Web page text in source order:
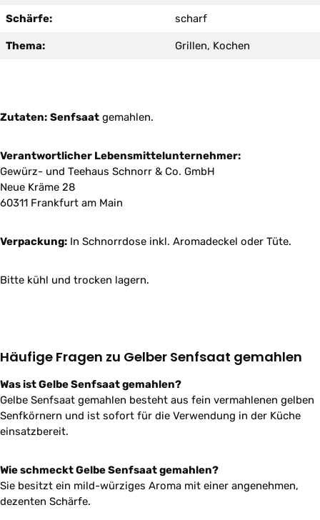
Schärfe: scharf
Thema: Grillen, Kochen
Zutaten: Senfsaat gemahlen.
Verantwortlicher Lebensmittelunternehmer:
Gewürz- und Teehaus Schnorr & Co. GmbH
Neue Kräme 28
60311 Frankfurt am Main
Verpackung: In Schnorrdose inkl. Aromadeckel oder Tüte.
Bitte kühl und trocken lagern.
Häufige Fragen zu Gelber Senfsaat gemahlen
Was ist Gelbe Senfsaat gemahlen?
Gelbe Senfsaat gemahlen besteht aus fein vermahlenen gelben
Senfkörnern und ist sofort für die Verwendung in der Küche
einsatzbereit.
Wie schmeckt Gelbe Senfsaat gemahlen?
Sie besitzt ein mild-würziges Aroma mit einer angenehmen,
dezenten Schärfe.